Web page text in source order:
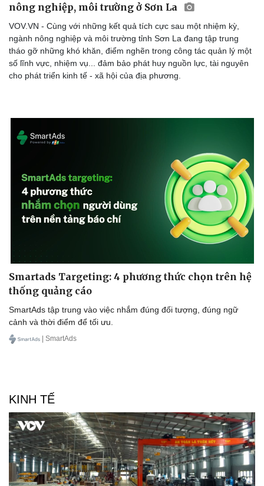
Du lịch
Tư vấn
Podcast
Câu chuyện thời sự
Đọc truyện đêm khuya
Hạt giống tâm hồn
nông nghiệp, môi trường ở Sơn La
VOV.VN - Cùng với những kết quả tích cực sau một nhiệm kỳ,
ngành nông nghiệp và môi trường tỉnh Sơn La đang tập trung
tháo gỡ những khó khăn, điểm nghẽn trong công tác quản lý một
số lĩnh vực, nhiệm vụ... đảm bảo phát huy nguồn lực, tài nguyên
cho phát triển kinh tế - xã hội của địa phương.
Smartads Targeting: 4 phương thức chọn trên hệ
thống quảng cáo
SmartAds tập trung vào việc nhắm đúng đối tượng, đúng ngữ
cảnh và thời điểm để tối ưu.
| SmartAds
KINH TẾ